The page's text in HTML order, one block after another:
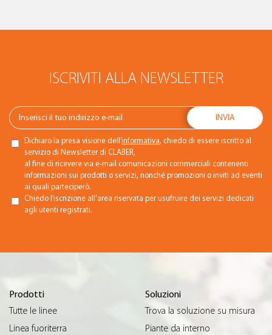
ISCRIVITI ALLA NEWSLETTER
Dichiaro la presa visione dell’informativa, chiedo di essere iscritto al
servizio di Newsletter di CLABER,
al fine di ricevere via e-mail comunicazioni commerciali contenenti
informazioni sui prodotti o servizi, nonché promozioni o inviti ad eventi
ai quali parteciperò.
Chiedo l’iscrizione all’area riservata per usufruire dei servizi dedicati
agli utenti registrati.
Prodotti
Tutte le linee
Linea fuoriterra
Soluzioni
Trova la soluzione su misura
Piante da interno